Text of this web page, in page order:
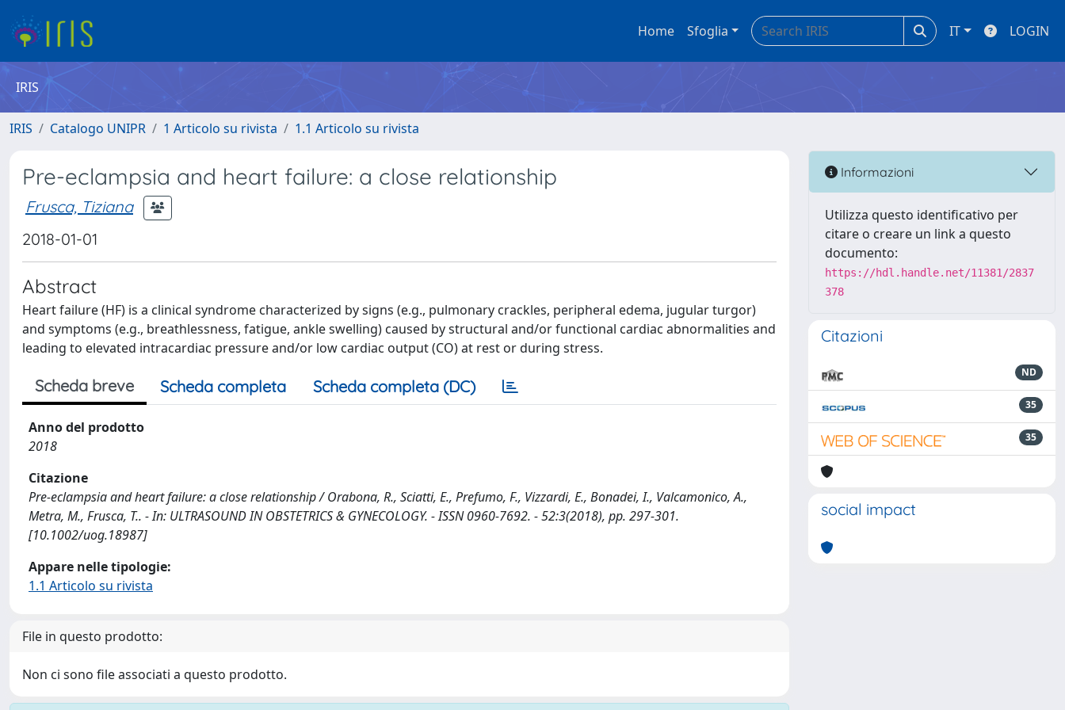
Home Sfoglia IT LOGIN
IRIS
IRIS Catalogo UNIPR 1 Articolo su rivista 1.1 Articolo su rivista
Pre-eclampsia and heart failure: a close relationship
Frusca, Tiziana
2018-01-01
Abstract
Heart failure (HF) is a clinical syndrome characterized by signs (e.g., pulmonary crackles, peripheral edema, jugular turgor)
and symptoms (e.g., breathlessness, fatigue, ankle swelling) caused by structural and/or functional cardiac abnormalities and
leading to elevated intracardiac pressure and/or low cardiac output (CO) at rest or during stress.
Scheda breve Scheda completa Scheda completa (DC)
Anno del prodotto
2018
Citazione
Pre-eclampsia and heart failure: a close relationship / Orabona, R., Sciatti, E., Prefumo, F., Vizzardi, E., Bonadei, I., Valcamonico, A.,
Metra, M., Frusca, T.. - In: ULTRASOUND IN OBSTETRICS & GYNECOLOGY. - ISSN 0960-7692. - 52:3(2018), pp. 297-301.
[10.1002/uog.18987]
Appare nelle tipologie:
1.1 Articolo su rivista
File in questo prodotto:
Non ci sono file associati a questo prodotto.
Informazioni
Utilizza questo identificativo per
citare o creare un link a questo
documento:
https://hdl.handle.net/11381/2837
378
Citazioni
ND
35
35
social impact